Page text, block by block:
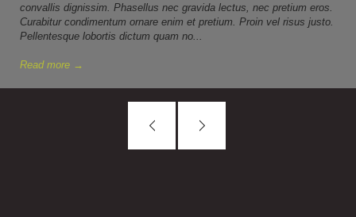
convallis dignissim. Phasellus nec gravida lectus, nec pretium eros.
Curabitur condimentum ornare enim et pretium. Proin vel risus justo.
Pellentesque lobortis dictum quam no...
Read more →